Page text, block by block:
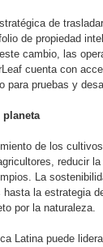
de
de propiedad
cambio, las
cuenta con
para pruebas y
planeta
de los
reducir
La
la estrategia
por la naturaleza.
Latina puede